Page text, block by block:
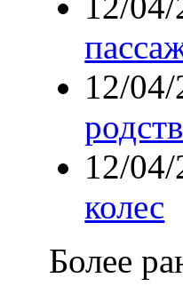
12/
12/
колес
Более